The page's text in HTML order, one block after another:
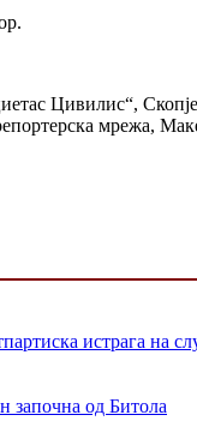
Цивилис“,
мрежа,
истрага на
започна од Битола